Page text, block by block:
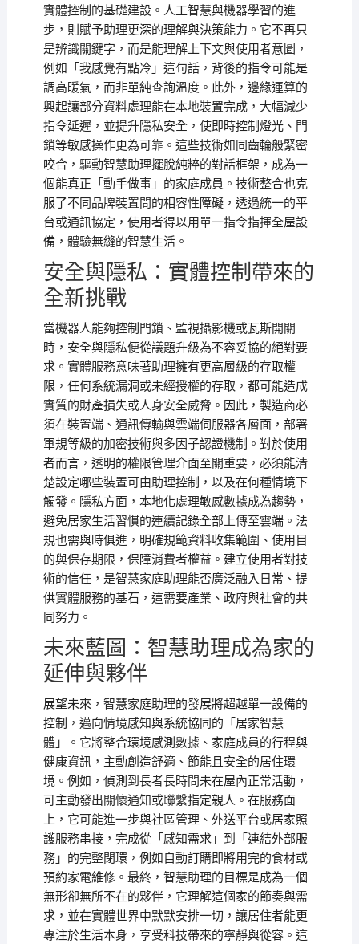
實體控制的基礎建設。人工智慧與機器學習的進
步，則賦予助理更深的理解與決策能力。它不再只
是辨識關鍵字，而是能理解上下文與使用者意圖，
例如「我感覺有點冷」這句話，背後的指令可能是
調高暖氣，而非單純查詢溫度。此外，邊緣運算的
興起讓部分資料處理能在本地裝置完成，大幅減少
指令延遲，並提升隱私安全，使即時控制燈光、門
鎖等敏感操作更為可靠。這些技術如同齒輪般緊密
咬合，驅動智慧助理擺脫純粹的對話框架，成為一
個能真正「動手做事」的家庭成員。技術整合也克
服了不同品牌裝置間的相容性障礙，透過統一的平
台或通訊協定，使用者得以用單一指令指揮全屋設
備，體驗無縫的智慧生活。
安全與隱私：實體控制帶來的
全新挑戰
當機器人能夠控制門鎖、監視攝影機或瓦斯開關
時，安全與隱私便從議題升級為不容妥協的絕對要
求。實體服務意味著助理擁有更高層級的存取權
限，任何系統漏洞或未經授權的存取，都可能造成
實質的財產損失或人身安全威脅。因此，製造商必
須在裝置端、通訊傳輸與雲端伺服器各層面，部署
軍規等級的加密技術與多因子認證機制。對於使用
者而言，透明的權限管理介面至關重要，必須能清
楚設定哪些裝置可由助理控制，以及在何種情境下
觸發。隱私方面，本地化處理敏感數據成為趨勢，
避免居家生活習慣的連續記錄全部上傳至雲端。法
規也需與時俱進，明確規範資料收集範圍、使用目
的與保存期限，保障消費者權益。建立使用者對技
術的信任，是智慧家庭助理能否廣泛融入日常、提
供實體服務的基石，這需要產業、政府與社會的共
同努力。
未來藍圖：智慧助理成為家的
延伸與夥伴
展望未來，智慧家庭助理的發展將超越單一設備的
控制，邁向情境感知與系統協同的「居家智慧
體」。它將整合環境感測數據、家庭成員的行程與
健康資訊，主動創造舒適、節能且安全的居住環
境。例如，偵測到長者長時間未在屋內正常活動，
可主動發出關懷通知或聯繫指定親人。在服務面
上，它可能進一步與社區管理、外送平台或居家照
護服務串接，完成從「感知需求」到「連結外部服
務」的完整閉環，例如自動訂購即將用完的食材或
預約家電維修。最終，智慧助理的目標是成為一個
無形卻無所不在的夥伴，它理解這個家的節奏與需
求，並在實體世界中默默安排一切，讓居住者能更
專注於生活本身，享受科技帶來的寧靜與從容。這